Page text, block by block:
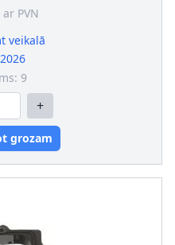
ar PVN
veikalā
9
+
grozam